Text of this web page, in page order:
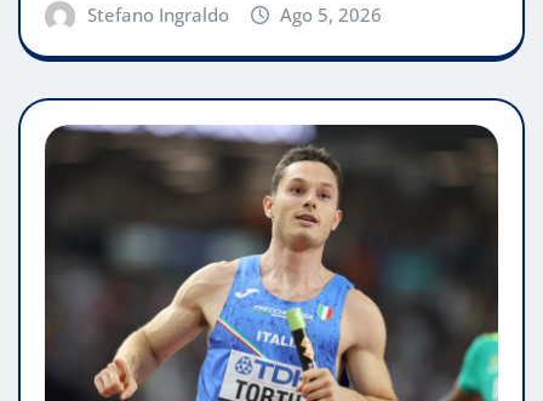
Stefano Ingraldo Ago 5, 2026